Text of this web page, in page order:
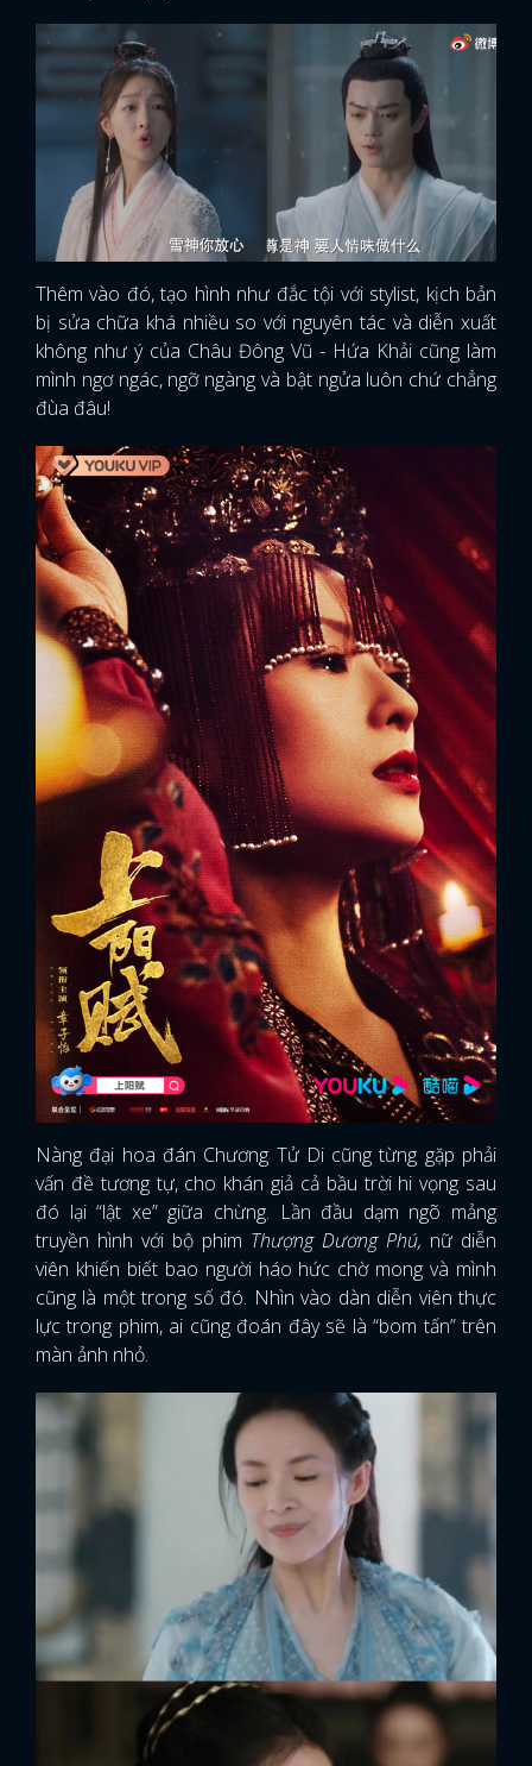
Thêm vào đó, tạo hình như đắc tội với stylist, kịch bản
bị sửa chữa khá nhiều so với nguyên tác và diễn xuất
không như ý của Châu Đông Vũ - Hứa Khải cũng làm
mình ngơ ngác, ngỡ ngàng và bật ngửa luôn chứ chẳng
đùa đâu!
Nàng đại hoa đán Chương Tử Di cũng từng gặp phải
vấn đề tương tự, cho khán giả cả bầu trời hi vọng sau
đó lại “lật xe” giữa chừng. Lần đầu dạm ngõ mảng
truyền hình với bộ phim Thượng Dương Phú, nữ diễn
viên khiến biết bao người háo hức chờ mong và mình
cũng là một trong số đó. Nhìn vào dàn diễn viên thực
lực trong phim, ai cũng đoán đây sẽ là “bom tấn” trên
màn ảnh nhỏ.